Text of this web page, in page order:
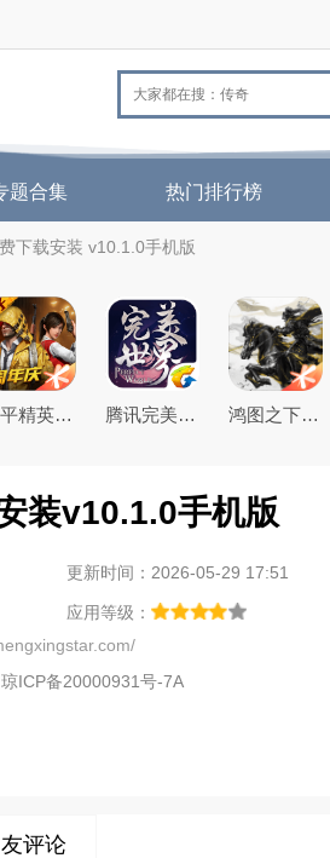
题合集 热门排行榜
下载安装 v10.1.0手机版
和平精英(原刺激战场)官方最新版 腾讯完美世界手游 鸿图之下腾讯游戏正式版
装v10.1.0手机版
更新时间：2026-05-29 17:51
应用等级：
琼ICP备20000931号-7A
评论